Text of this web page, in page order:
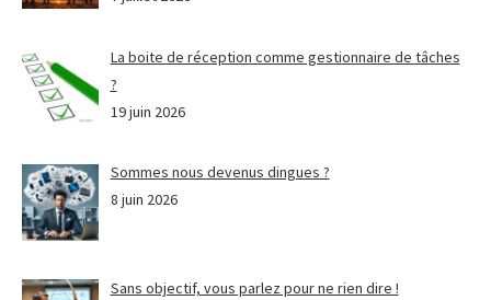
La boite de réception comme gestionnaire de tâches
?
19 juin 2026
Sommes nous devenus dingues ?
8 juin 2026
Sans objectif, vous parlez pour ne rien dire !